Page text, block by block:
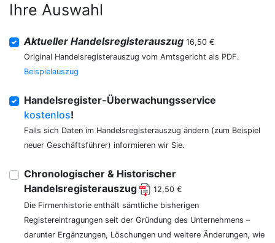
Ihre Auswahl
Aktueller Handelsregisterauszug 16,50 €
Original Handelsregisterauszug vom Amtsgericht als PDF.
Beispielauszug
Handelsregister-Überwachungsservice
kostenlos!
Falls sich Daten im Handelsregisterauszug ändern (zum Beispiel
neuer Geschäftsführer) informieren wir Sie.
Chronologischer & Historischer
Handelsregisterauszug
12,50 €
Die Firmenhistorie enthält sämtliche bisherigen
Registereintragungen seit der Gründung des Unternehmens –
darunter Ergänzungen, Löschungen und weitere Änderungen, wie